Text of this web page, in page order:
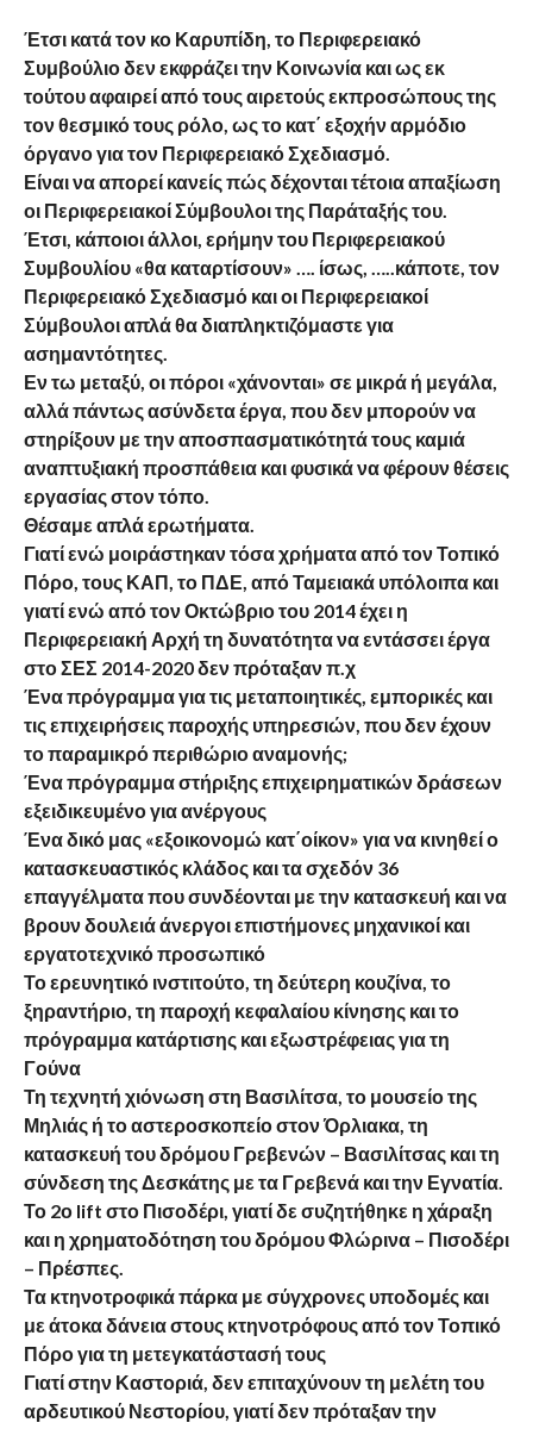
Έτσι κατά τον κο Καρυπίδη, το Περιφερειακό
Συμβούλιο δεν εκφράζει την Κοινωνία και ως εκ
τούτου αφαιρεί από τους αιρετούς εκπροσώπους της
τον θεσμικό τους ρόλο, ως το κατ΄ εξοχήν αρμόδιο
όργανο για τον Περιφερειακό Σχεδιασμό.
Είναι να απορεί κανείς πώς δέχονται τέτοια απαξίωση
οι Περιφερειακοί Σύμβουλοι της Παράταξής του.
Έτσι, κάποιοι άλλοι, ερήμην του Περιφερειακού
Συμβουλίου «θα καταρτίσουν» …. ίσως, …..κάποτε, τον
Περιφερειακό Σχεδιασμό και οι Περιφερειακοί
Σύμβουλοι απλά θα διαπληκτιζόμαστε για
ασημαντότητες.
Εν τω μεταξύ, οι πόροι «χάνονται» σε μικρά ή μεγάλα,
αλλά πάντως ασύνδετα έργα, που δεν μπορούν να
στηρίξουν με την αποσπασματικότητά τους καμιά
αναπτυξιακή προσπάθεια και φυσικά να φέρουν θέσεις
εργασίας στον τόπο.
Θέσαμε απλά ερωτήματα.
Γιατί ενώ μοιράστηκαν τόσα χρήματα από τον Τοπικό
Πόρο, τους ΚΑΠ, το ΠΔΕ, από Ταμειακά υπόλοιπα και
γιατί ενώ από τον Οκτώβριο του 2014 έχει η
Περιφερειακή Αρχή τη δυνατότητα να εντάσσει έργα
στο ΣΕΣ 2014-2020 δεν πρόταξαν π.χ
Ένα πρόγραμμα για τις μεταποιητικές, εμπορικές και
τις επιχειρήσεις παροχής υπηρεσιών, που δεν έχουν
το παραμικρό περιθώριο αναμονής;
Ένα πρόγραμμα στήριξης επιχειρηματικών δράσεων
εξειδικευμένο για ανέργους
Ένα δικό μας «εξοικονομώ κατ΄οίκον» για να κινηθεί ο
κατασκευαστικός κλάδος και τα σχεδόν 36
επαγγέλματα που συνδέονται με την κατασκευή και να
βρουν δουλειά άνεργοι επιστήμονες μηχανικοί και
εργατοτεχνικό προσωπικό
Το ερευνητικό ινστιτούτο, τη δεύτερη κουζίνα, το
ξηραντήριο, τη παροχή κεφαλαίου κίνησης και το
πρόγραμμα κατάρτισης και εξωστρέφειας για τη
Γούνα
Τη τεχνητή χιόνωση στη Βασιλίτσα, το μουσείο της
Μηλιάς ή το αστεροσκοπείο στον Όρλιακα, τη
κατασκευή του δρόμου Γρεβενών – Βασιλίτσας και τη
σύνδεση της Δεσκάτης με τα Γρεβενά και την Εγνατία.
Το 2ο lift στο Πισοδέρι, γιατί δε συζητήθηκε η χάραξη
και η χρηματοδότηση του δρόμου Φλώρινα – Πισοδέρι
– Πρέσπες.
Τα κτηνοτροφικά πάρκα με σύγχρονες υποδομές και
με άτοκα δάνεια στους κτηνοτρόφους από τον Τοπικό
Πόρο για τη μετεγκατάστασή τους
Γιατί στην Καστοριά, δεν επιταχύνουν τη μελέτη του
αρδευτικού Νεστορίου, γιατί δεν πρόταξαν την